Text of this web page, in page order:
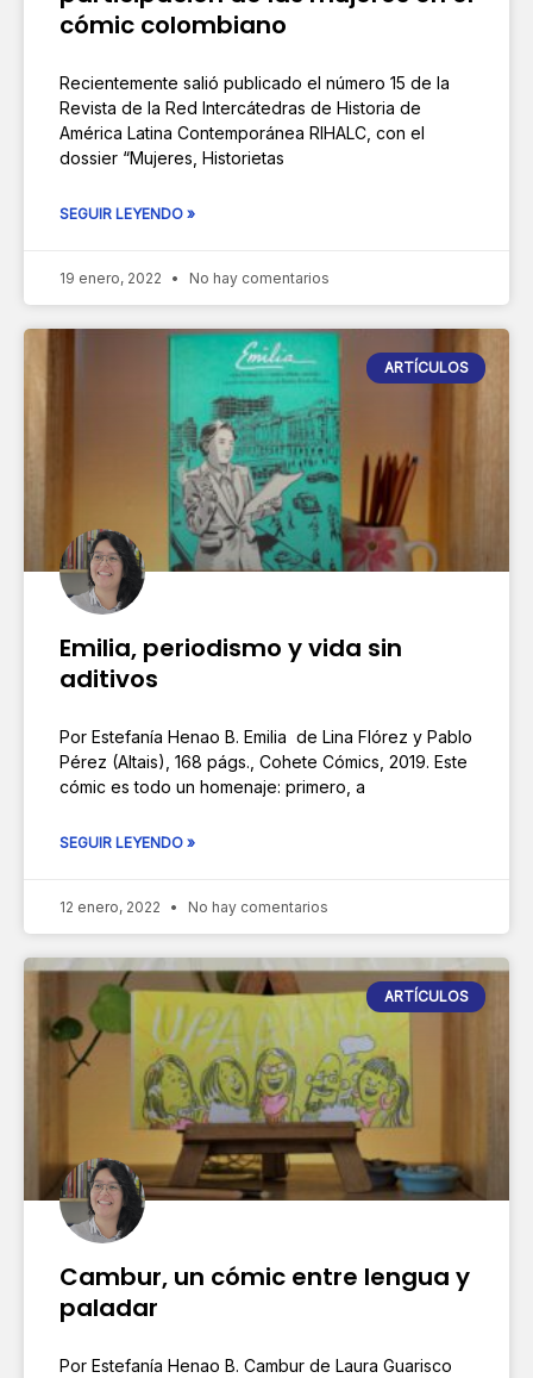
cómic colombiano
Recientemente salió publicado el número 15 de la
Revista de la Red Intercátedras de Historia de
América Latina Contemporánea RIHALC, con el
dossier “Mujeres, Historietas
SEGUIR LEYENDO »
19 enero, 2022 No hay comentarios
ARTÍCULOS
Emilia, periodismo y vida sin
aditivos
Por Estefanía Henao B. Emilia de Lina Flórez y Pablo
Pérez (Altais), 168 págs., Cohete Cómics, 2019. Este
cómic es todo un homenaje: primero, a
SEGUIR LEYENDO »
12 enero, 2022 No hay comentarios
ARTÍCULOS
Cambur, un cómic entre lengua y
paladar
Por Estefanía Henao B. Cambur de Laura Guarisco